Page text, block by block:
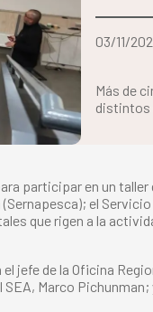
03/11/
Más de
distintos
participar en un
el
que rigen a la
de la Oficina
Marco